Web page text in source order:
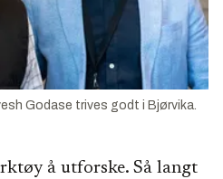
Godase trives godt i Bjørvika.
å utforske. Så langt